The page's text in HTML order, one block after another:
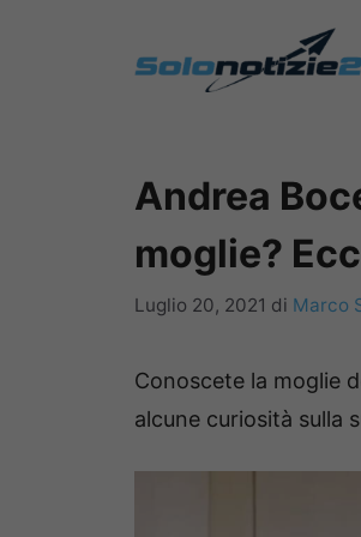
Andrea
moglie?
Luglio 20, 2021 di Marco
Conoscete la moglie
alcune curiosità sulla